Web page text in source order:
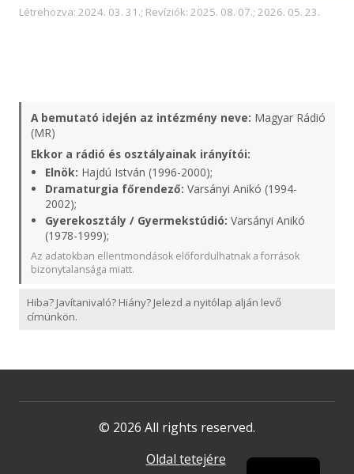
Létrehozva: 2024. 03. 31.; Revíziók: 2025. 08. 07.; 2026. 05. 23.
A bemutató idején az intézmény neve: Magyar Rádió
(MR)
Ekkor a rádió és osztályainak irányítói:
Elnök: Hajdú István (1996-2000);
Dramaturgia főrendező: Varsányi Anikó (1994-
2002);
Gyerekosztály / Gyermekstúdió: Varsányi Anikó
(1978-1999);
Az adatokban ellentmondások előfordulhatnak a források
bizonytalansága miatt.
Hiba? Javítanivaló? Hiány? Jelezd a nyitólap alján levő
címünkön.
© 2026 All rights reserved.
Oldal tetejére